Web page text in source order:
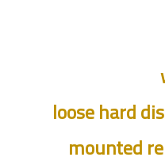
loose hard
mounted